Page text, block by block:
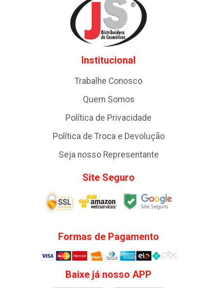
Institucional
Trabalhe Conosco
Quem Somos
Política de Privacidade
Política de Troca e Devolução
Seja nosso Representante
Site Seguro
Formas de Pagamento
Baixe já nosso APP